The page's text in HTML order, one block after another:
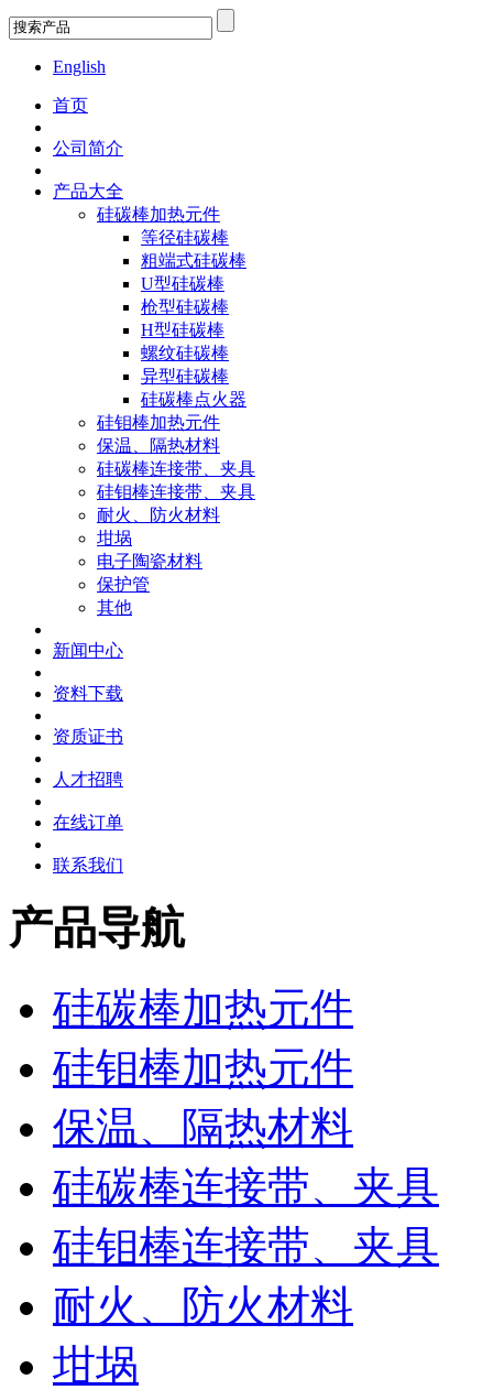
English
首页
公司简介
产品大全
硅碳棒加热元件
等径硅碳棒
粗端式硅碳棒
U型硅碳棒
枪型硅碳棒
H型硅碳棒
螺纹硅碳棒
异型硅碳棒
硅碳棒点火器
硅钼棒加热元件
保温、隔热材料
硅碳棒连接带、夹具
硅钼棒连接带、夹具
耐火、防火材料
坩埚
电子陶瓷材料
保护管
其他
新闻中心
资料下载
资质证书
人才招聘
在线订单
联系我们
产品导航
硅碳棒加热元件
硅钼棒加热元件
保温、隔热材料
硅碳棒连接带、夹具
硅钼棒连接带、夹具
耐火、防火材料
坩埚